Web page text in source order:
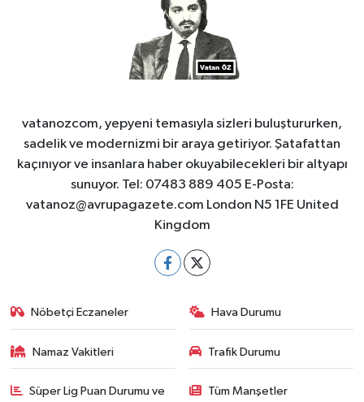
vatanozcom, yepyeni temasıyla sizleri buluştururken,
sadelik ve modernizmi bir araya getiriyor. Şatafattan
kaçınıyor ve insanlara haber okuyabilecekleri bir altyapı
sunuyor. Tel: 07483 889 405 E-Posta:
vatanoz@avrupagazete.com London N5 1FE United
Kingdom
Nöbetçi Eczaneler Hava Durumu
Namaz Vakitleri Trafik Durumu
Süper Lig Puan Durumu ve Tüm Manşetler